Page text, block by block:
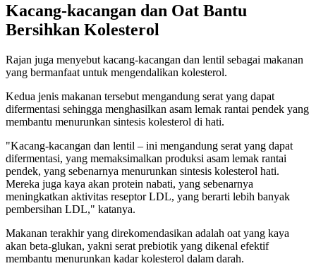
Kacang-kacangan dan Oat Bantu
Bersihkan Kolesterol
Rajan juga menyebut kacang-kacangan dan lentil sebagai makanan
yang bermanfaat untuk mengendalikan kolesterol.
Kedua jenis makanan tersebut mengandung serat yang dapat
difermentasi sehingga menghasilkan asam lemak rantai pendek yang
membantu menurunkan sintesis kolesterol di hati.
"Kacang-kacangan dan lentil – ini mengandung serat yang dapat
difermentasi, yang memaksimalkan produksi asam lemak rantai
pendek, yang sebenarnya menurunkan sintesis kolesterol hati.
Mereka juga kaya akan protein nabati, yang sebenarnya
meningkatkan aktivitas reseptor LDL, yang berarti lebih banyak
pembersihan LDL," katanya.
Makanan terakhir yang direkomendasikan adalah oat yang kaya
akan beta-glukan, yakni serat prebiotik yang dikenal efektif
membantu menurunkan kadar kolesterol dalam darah.